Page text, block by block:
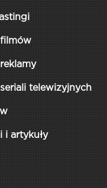
telewizyjnych
i artykuły